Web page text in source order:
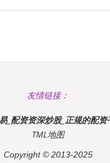
友情链接：
_配资资深炒股_正规的配资
TML地图
Copyright© 2013-2025